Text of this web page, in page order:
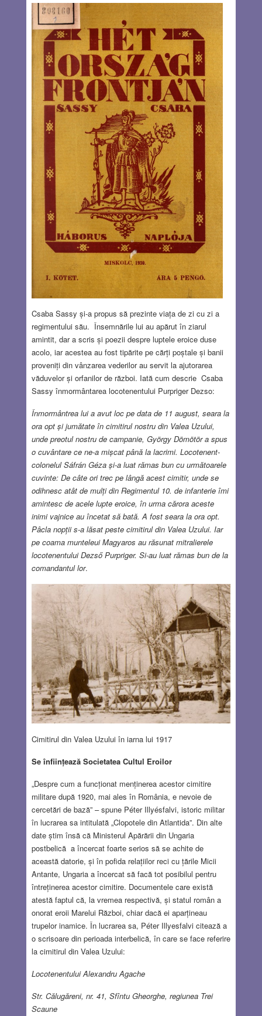
Csaba Sassy și-a propus să prezinte viața de zi cu zi a
regimentului său. Însemnările lui au apărut în ziarul
amintit, dar a scris și poezii despre luptele eroice duse
acolo, iar acestea au fost tipărite pe cărți poștale și banii
proveniți din vânzarea vederilor au servit la ajutorarea
văduvelor și orfanilor de război. Iată cum descrie Csaba
Sassy înmormântarea locotenentului Purpriger Dezso:
Înmormântrea lui a avut loc pe data de 11 august, seara la
ora opt și jumătate în cimitirul nostru din Valea Uzului,
unde preotul nostru de campanie, György Dömötör a spus
o cuvântare ce ne-a mișcat până la lacrimi. Locotenent-
colonelul Sáfrán Géza și-a luat rămas bun cu următoarele
cuvinte: De câte ori trec pe lângă acest cimitir, unde se
odihnesc atât de mulți din Regimentul 10. de infanterie îmi
amintesc de acele lupte eroice, în urma cărora aceste
inimi vajnice au încetat să bată. A fost seara la ora opt.
Pâcla nopții s-a lăsat peste cimitirul din Valea Uzului. Iar
pe coama munteleui Magyaros au răsunat mitralierele
locotenentului Dezső Purpriger. Si-au luat rămas bun de la
comandantul lor.
Cimitirul din Valea Uzului în iarna lui 1917
Se înființează Societatea Cultul Eroilor
„Despre cum a funcționat menținerea acestor cimitire
militare după 1920, mai ales în România, e nevoie de
cercetări de bază” – spune Péter Illyésfalvi, istoric militar
în lucrarea sa intitulată „Clopotele din Atlantida”. Din alte
date știm însă că Ministerul Apărării din Ungaria
postbelică a încercat foarte serios să se achite de
această datorie, și în pofida relațiilor reci cu țările Micii
Antante, Ungaria a încercat să facă tot posibilul pentru
întreținerea acestor cimitire. Documentele care există
atestă faptul că, la vremea respectivă, și statul român a
onorat eroii Marelui Război, chiar dacă ei aparțineau
trupelor inamice. În lucrarea sa, Péter Illyesfalvi citează a
o scrisoare din perioada interbelică, în care se face referire
la cimitirul din Valea Uzului:
Locotenentului Alexandru Agache
Str. Călugăreni, nr. 41, Sfîntu Gheorghe, regiunea Trei
Scaune